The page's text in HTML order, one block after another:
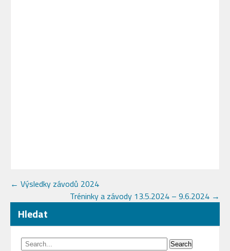
Post
navigation
← Výsledky závodů 2024
Tréninky a závody 13.5.2024 – 9.6.2024 →
Hledat